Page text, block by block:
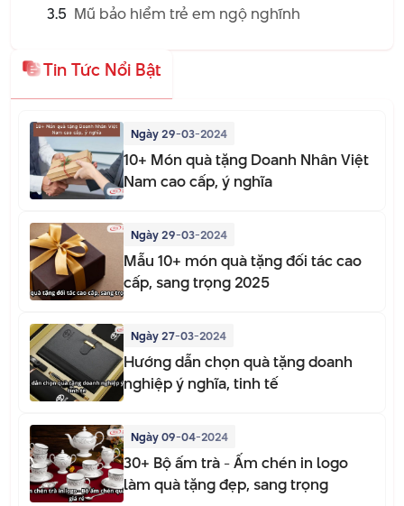
3.5 Mũ bảo hiểm trẻ em ngộ nghĩnh
Tin Tức Nổi Bật
Ngày 29-03-2024
10+ Món quà tặng Doanh Nhân Việt
Nam cao cấp, ý nghĩa
Ngày 29-03-2024
Mẫu 10+ món quà tặng đối tác cao
cấp, sang trọng 2025
Ngày 27-03-2024
Hướng dẫn chọn quà tặng doanh
nghiệp ý nghĩa, tinh tế
Ngày 09-04-2024
30+ Bộ ấm trà - Ấm chén in logo
làm quà tặng đẹp, sang trọng